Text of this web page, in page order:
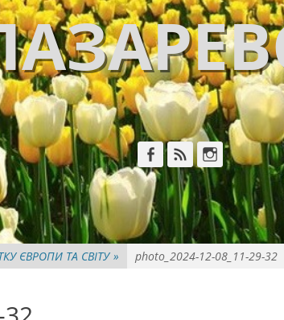
Facebook
Feed Instagram
ЄВРОПИ ТА СВІТУ » photo_2024-12-08_11-29-32